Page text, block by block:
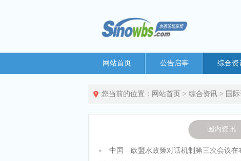
网站首页 公告启事 综合资
您当前的位置： 网站首页 > 综合资讯 > 国
国内资讯